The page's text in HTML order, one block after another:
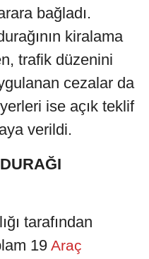
bağladı.
kiralama
trafik düzenini
cezalar da
ise açık teklif
verildi.
tarafından
19 Araç